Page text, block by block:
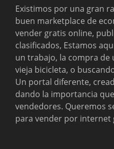
Existimos por una gran
buen marketplace de
vender gratis online,
clasificados, Estamos
un trabajo, la compra de
vieja bicicleta, o
Un portal diferente,
dando la importancia
vendedores. Queremos
para vender por internet